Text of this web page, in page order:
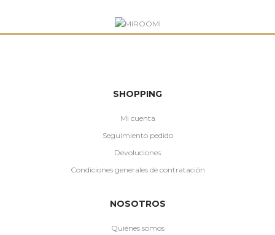
SHOPPING
Mi cuenta
Seguimiento pedido
Devoluciones
Condiciones generales de contratación
NOSOTROS
Quiénes somos